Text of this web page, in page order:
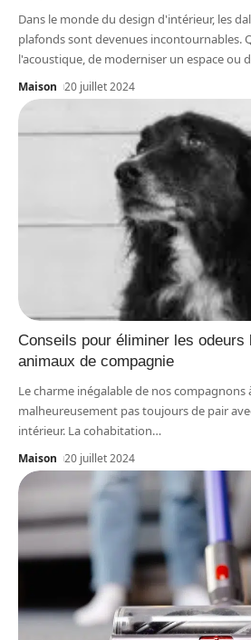
Dans le monde du design d'intérieur, les
plafonds sont devenues incontournables.
l'acoustique, de moderniser un espace ou
Maison 20 juillet 2024
Conseils pour éliminer les odeurs
animaux de compagnie
Le charme inégalable de nos
malheureusement pas toujours de pair
intérieur. La cohabitation…
Maison 20 juillet 2024